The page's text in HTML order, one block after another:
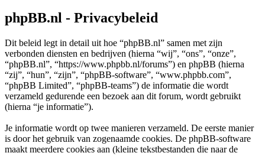
phpBB.nl - Privacybeleid
Dit beleid legt in detail uit hoe “phpBB.nl” samen met zijn
verbonden diensten en bedrijven (hierna “wij”, “ons”, “onze”,
“phpBB.nl”, “https://www.phpbb.nl/forums”) en phpBB (hierna
“zij”, “hun”, “zijn”, “phpBB-software”, “www.phpbb.com”,
“phpBB Limited”, “phpBB-teams”) de informatie die wordt
verzameld gedurende een bezoek aan dit forum, wordt gebruikt
(hierna “je informatie”).
Je informatie wordt op twee manieren verzameld. De eerste manier
is door het gebruik van zogenaamde cookies. De phpBB-software
maakt meerdere cookies aan (kleine tekstbestanden die naar de